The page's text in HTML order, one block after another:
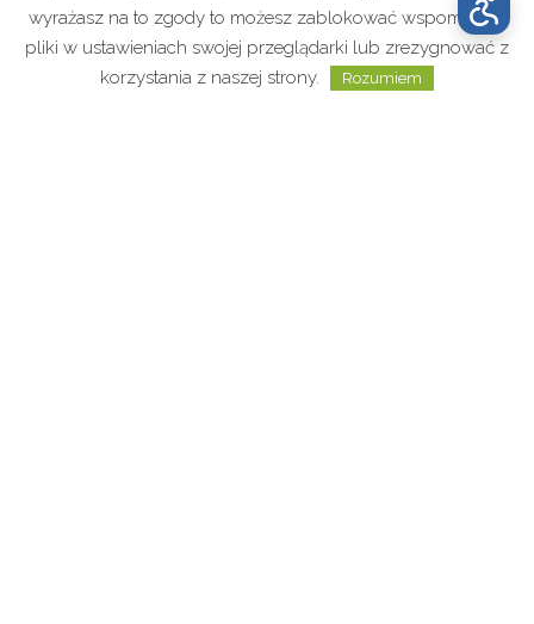
wyrażasz na to zgody to możesz zablokować wspomniane
pliki w ustawieniach swojej przeglądarki lub zrezygnować z
korzystania z naszej strony.
Rozumiem